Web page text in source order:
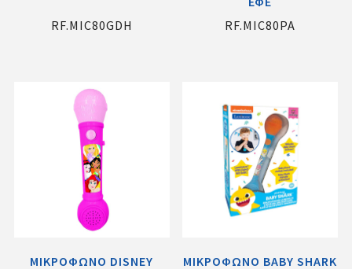
RF.MIC80GDH
RF.MIC80PA
ΜΙΚΡΟΦΩΝΟ DISNEY
ΜΙΚΡΟΦΩΝΟ BABY SHARK